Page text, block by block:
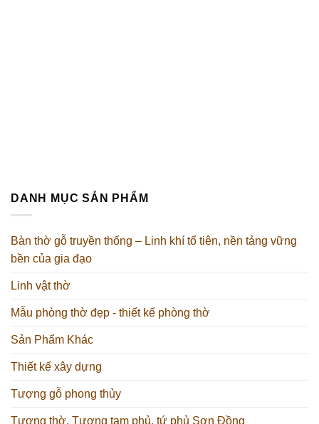
DANH MỤC SẢN PHẨM
Bàn thờ gỗ truyền thống – Linh khí tổ tiên, nền tảng vững
bền của gia đạo
Linh vật thờ
Mẫu phòng thờ đẹp - thiết kế phòng thờ
Sản Phẩm Khác
Thiết kế xây dựng
Tượng gỗ phong thủy
Tượng thờ, Tượng tam phủ, tứ phủ Sơn Đồng